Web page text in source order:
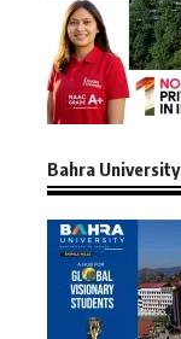
Bahra University